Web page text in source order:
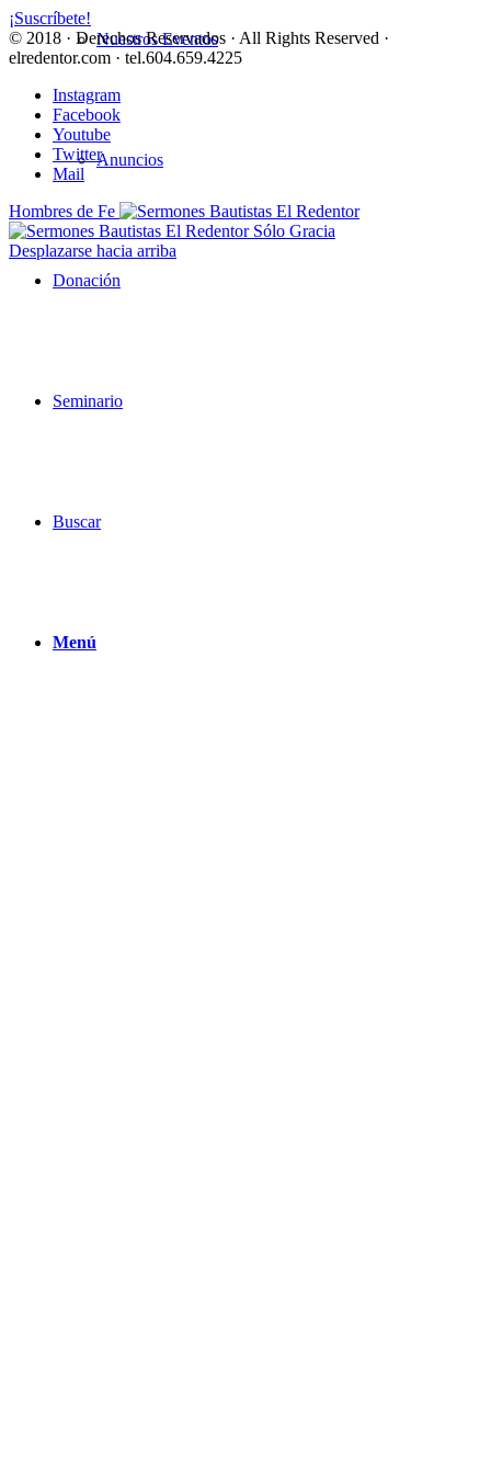
Nuestros Eventos
Anuncios
Donación
Seminario
Buscar
Menú
¡Suscríbete!
© 2018 · Derechos Reservados · All Rights Reserved ·
elredentor.com · tel.604.659.4225
Instagram
Facebook
Youtube
Twitter
Mail
Hombres de Fe
Sólo Gracia
Desplazarse hacia arriba